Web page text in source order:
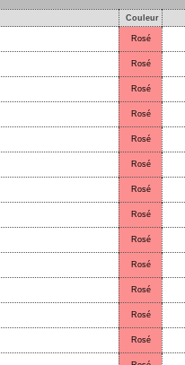
Couleur
Rosé
Rosé
Rosé
Rosé
Rosé
Rosé
Rosé
Rosé
Rosé
Rosé
Rosé
Rosé
Rosé